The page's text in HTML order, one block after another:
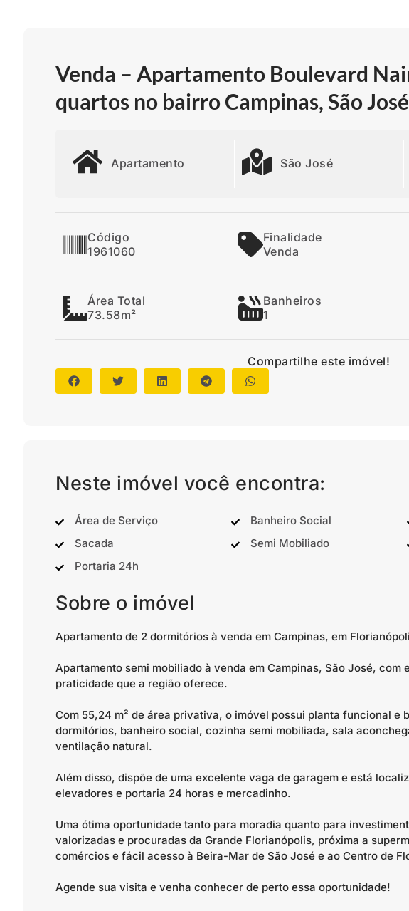
Venda – Apartamento Boulevard
quartos no bairro Campinas, São
Apartamento São José
Código
1961060
Finalidade
Venda
Área Total
73.58m²
Banheiros
1
Compartilhe este imóvel!
Neste imóvel você encontra:
Área de Serviço Banheiro Social
Sacada
Semi Mobiliado
Portaria 24h
Sobre o imóvel
Apartamento de 2 dormitórios à venda em Campinas, em
Apartamento semi mobiliado à venda em Campinas, São José, com
praticidade que a região oferece.
Com 55,24 m² de área privativa, o imóvel possui planta funcional e
dormitórios, banheiro social, cozinha semi mobiliada, sala
ventilação natural.
Além disso, dispõe de uma excelente vaga de garagem e está
elevadores e portaria 24 horas e mercadinho.
Uma ótima oportunidade tanto para moradia quanto para
valorizadas e procuradas da Grande Florianópolis, próxima a
comércios e fácil acesso à Beira-Mar de São José e ao Centro de
Agende sua visita e venha conhecer de perto essa oportunidade!